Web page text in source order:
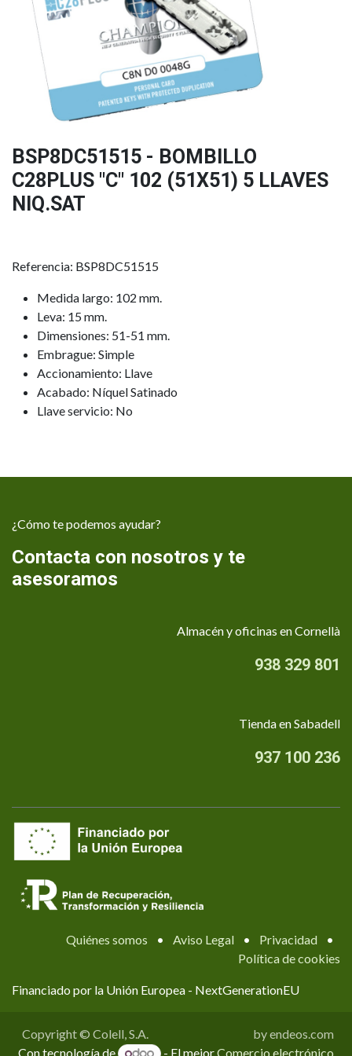
BSP8DC51515 - BOMBILLO
C28PLUS "C" 102 (51X51) 5 LLAVES
NIQ.SAT
Referencia: BSP8DC51515
Medida largo: 102 mm.
Leva: 15 mm.
Dimensiones: 51-51 mm.
Embrague: Simple
Accionamiento: Llave
Acabado: Níquel Satinado
Llave servicio: No
¿Cómo te podemos ayudar?
Contacta con nosotros y te
asesoramos
Almacén y oficinas en Cornellà
938 329 801
Tienda en Sabadell
937 100 236
Quiénes somos • Aviso Legal • Privacidad
•
Política de cookies
Financiado por la Unión Europea - NextGenerationEU
Copyright © Colell, S.A.
by endeos.com
Con tecnología de
- El mejorComercio electrónico